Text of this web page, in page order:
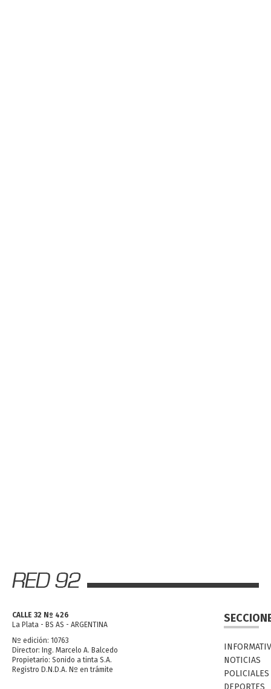
CALLE 32 Nº 426
La Plata - BS AS - ARGENTINA
Nº edición: 10763
Director: Ing. Marcelo A. Balcedo
Propietario: Sonido a tinta S.A.
Registro D.N.D.A. Nº en trámite
NOTICIAS
POLICIALES
DEPORTES